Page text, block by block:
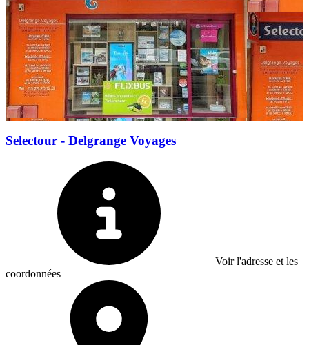
Selectour - Delgrange Voyages
Voir l'adresse et les
coordonnées